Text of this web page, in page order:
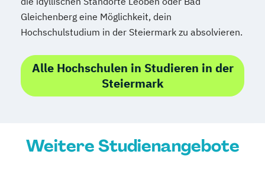
Online Marketing
Online Marketing (DE/EN)
Personalmanagement (DE/EN)
Produktdesign
Italienisch Spanisch) Russisch
Russisch (Lehramt) Slowenisch
South-Eastern European Studies
Sozial- und Wirtschaftswissenschaften
Doktoratsstudium
Spanisch (Lehramt)
Gleichenberg eine Möglichkeit, dein
Hochschulstudium in der Steiermark zu absolvieren.
Alle Hochschulen in Studieren in der
Steiermark
Weitere Studienangebote